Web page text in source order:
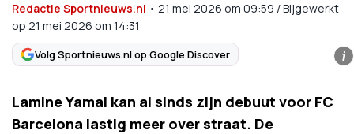
Redactie Sportnieuws.nl • 21 mei 2026 om 09:59 /Bijgewerkt
op 21 mei 2026 om 14:31
Volg Sportnieuws.nl op Google Discover i
Lamine Yamal kan al sinds zijn debuut voor FC
Barcelona lastig meer over straat. De